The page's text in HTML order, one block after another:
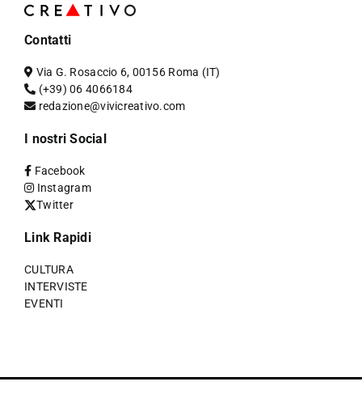
Contatti
Via G. Rosaccio 6, 00156 Roma (IT)
(+39) 06 4066184
redazione@vivicreativo.com
I nostri Social
Facebook
Instagram
Twitter
Link Rapidi
CULTURA
INTERVISTE
EVENTI